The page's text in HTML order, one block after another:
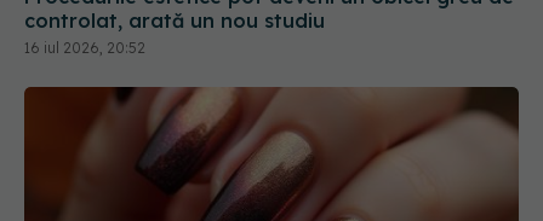
controlat, arată un nou studiu
16 iul 2026, 20:52